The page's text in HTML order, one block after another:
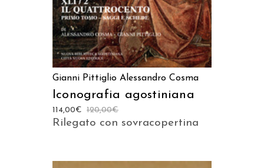
Gianni Pittiglio Alessandro Cosma
Iconografia agostiniana
120,00€
114,00€
Rilegato con sovracopertina